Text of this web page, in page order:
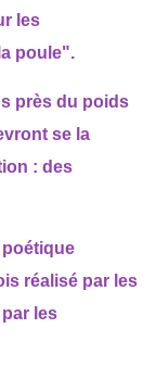
les
poule".
près du poids
se la
: des
poétique
réalisé par les
les